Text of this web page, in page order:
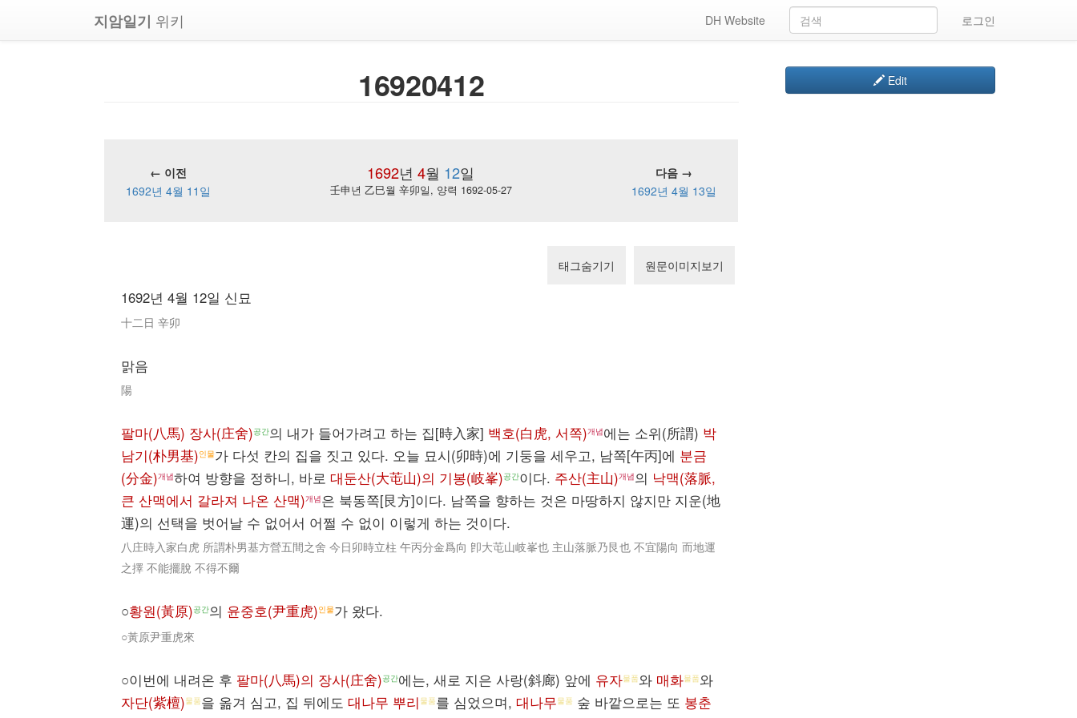
지암일기 위키 로그인
DH Website
16920412
1692년 4월 12일
← 이전
다음 →
1692년 4월 11일
壬申년 乙巳월 辛卯일, 양력 1692-05-27 1692년 4월 13일
태그숨기기 원문이미지보기
1692년 4월 12일 신묘
十二日 辛卯
맑음
陽
팔마(八馬) 장사(庄舍)공간의 내가 들어가려고 하는 집[時入家] 백호(白虎, 서쪽)개념에는 소위(所謂) 박
남기(朴男基)인물가 다섯 칸의 집을 짓고 있다. 오늘 묘시(卯時)에 기둥을 세우고, 남쪽[午丙]에 분금
(分金)개념하여 방향을 정하니, 바로 대둔산(大芚山)의 기봉(岐峯)공간이다. 주산(主山)개념의 낙맥(落脈,
큰 산맥에서 갈라져 나온 산맥)개념은 북동쪽[艮方]이다. 남쪽을 향하는 것은 마땅하지 않지만 지운(地
運)의 선택을 벗어날 수 없어서 어쩔 수 없이 이렇게 하는 것이다.
八庄時入家白虎 所謂朴男基方營五間之舍 今日卯時立柱 午丙分金爲向 卽大芚山岐峯也 主山落脈乃艮也 不宜陽向 而地運
之擇 不能擺脫 不得不爾
○황원(黃原)공간의 윤중호(尹重虎)인물가 왔다.
○黃原尹重虎來
○이번에 내려온 후 팔마(八馬)의 장사(庄舍)공간에는, 새로 지은 사랑(斜廊) 앞에 유자물품와 매화물품와
자단(紫檀)물품을 옮겨 심고, 집 뒤에도 대나무 뿌리 물품를 심었으며, 대나무물품 숲 바깥으로는 또 봉춘
Edit